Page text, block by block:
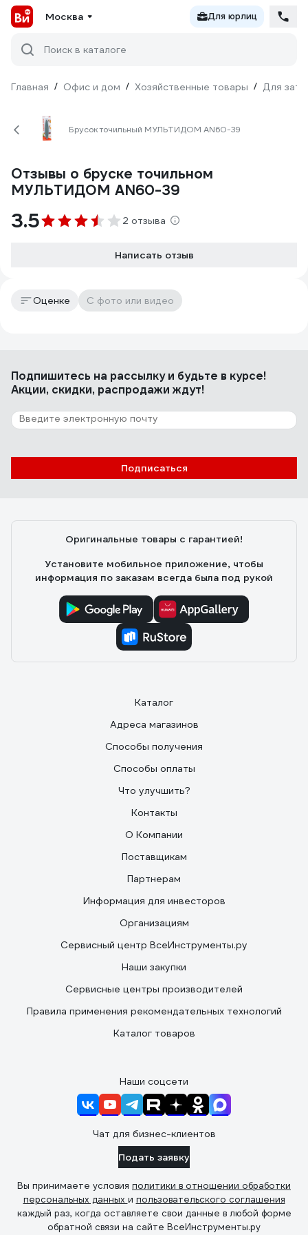
Москва Для юрлиц
Поиск в каталоге
Главная / Офис и дом / Хозяйственные товары / Для
Брусок точильный МУЛЬТИДОМ AN60-39
Отзывы о бруске точильном
МУЛЬТИДОМ AN60-39
3.5 2 отзыва
Написать отзыв
Оценке С фото или видео
Подпишитесь на рассылкуи будьте в курсе!
Акции, скидки, распродажи ждут!
Подписаться
Оригинальные товары с гарантией!
Установите мобильное приложение, чтобы
информация по заказам всегда была под рукой
Каталог
Адреса магазинов
Способы получения
Способы оплаты
Что улучшить?
Контакты
О Компании
Поставщикам
Партнерам
Информация для инвесторов
Организациям
Сервисный центр ВсеИнструменты.ру
Наши закупки
Сервисные центры производителей
Правила применения рекомендательных технологий
Каталог товаров
Наши соцсети
Чат для бизнес-клиентов
Подать заявку
Вы принимаете условия политики в отношении обработки
персональных данных и пользовательского соглашения
каждый раз, когда оставляете свои данные в любой форме
обратной связи на сайте ВсеИнструменты.ру